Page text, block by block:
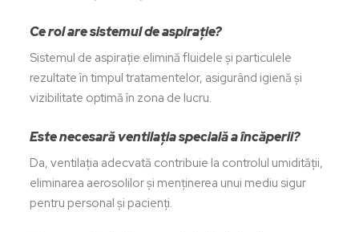
Ce rol are sistemul de aspirație?
Sistemul de aspirație elimină fluidele și particulele
rezultate în timpul tratamentelor, asigurând igienă și
vizibilitate optimă în zona de lucru.
Este necesară ventilația specială a încăperii?
Da, ventilația adecvată contribuie la controlul umidității,
eliminarea aerosolilor și menținerea unui mediu sigur
pentru personal și pacienți.